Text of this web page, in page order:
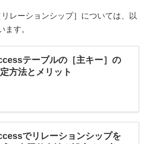
リレーションシップ］については、以
ます。
テーブルの［主キー］の
方法とメリット
でリレーションシップを